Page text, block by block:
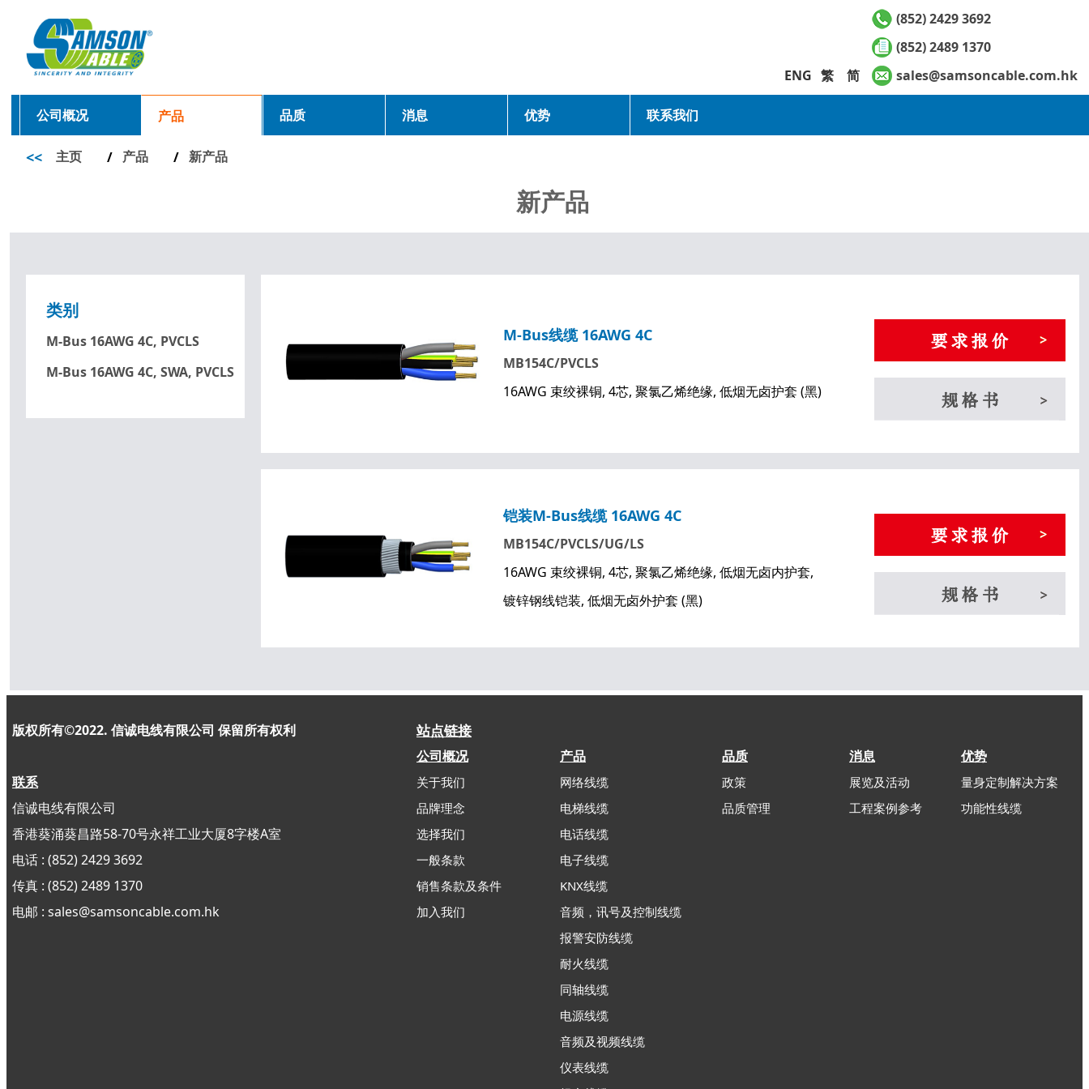
(852) 2429 3692
(852) 2489 1370
ENG 繁 简 sales@samsoncable.com.hk
公司概况 产品 品质 消息 优势 联系我们
<< 主页 / 产品 / 新产品
新产品
类别
M-Bus 16AWG 4C, PVCLS
M-Bus 16AWG 4C, SWA, PVCLS
M-Bus线缆 16AWG 4C
MB154C/PVCLS
16AWG 束绞裸铜, 4芯, 聚氯乙烯绝缘, 低烟无卤护套 (黑)
铠装M-Bus线缆 16AWG 4C
MB154C/PVCLS/UG/LS
16AWG 束绞裸铜, 4芯, 聚氯乙烯绝缘, 低烟无卤内护套,
镀锌钢线铠装, 低烟无卤外护套 (黑)
版权所有©2022. 信诚电线有限公司 保留所有权利 站点链接
公司概况 产品 品质 消息
优势
联系
关于我们 网络线缆 政策 展览及活动 量身定制解决方案
信诚电线有限公司 品牌理念 电梯线缆 品质管理 工程案例参考 功能性线缆
香港葵涌葵昌路58-70号永祥工业大厦8字楼A室 选择我们 电话线缆
电话 : (852) 2429 3692 一般条款 电子线缆
传真 : (852)2489 1370 销售条款及条件 KNX线缆
电邮 : sales@samsoncable.com.hk 加入我们
音频，讯号及控制线缆
报警安防线缆
耐火线缆
同轴线缆
电源线缆
音频及视频线缆
仪表线缆